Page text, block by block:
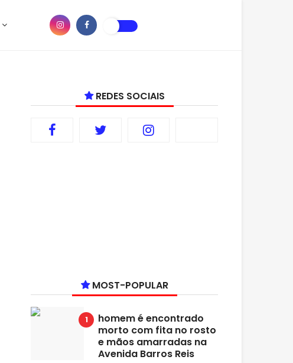
REDES SOCIAIS
MOST-POPULAR
homem é encontrado
morto com fita no rosto
e mãos amarradas na
Avenida Barros Reis